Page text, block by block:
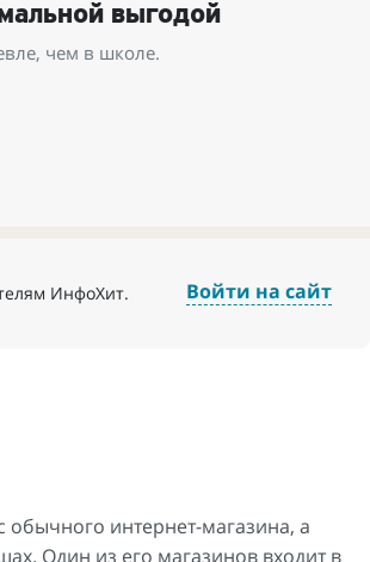
выгодой
чем в школе.
ИнфоХит. Войти на сайт
интернет-магазина, а
Один из его магазинов входит в